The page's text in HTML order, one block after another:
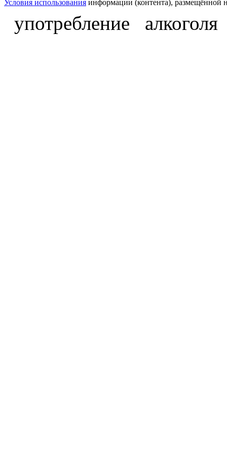
Условия использования информации (контента), размещённой
употребление